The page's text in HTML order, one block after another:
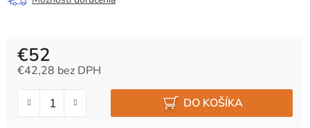
€52
€42,28 bez DPH
DO KOŠÍKA